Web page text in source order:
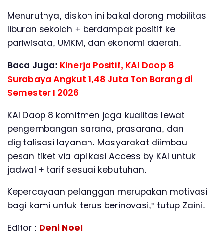
Menurutnya, diskon ini bakal dorong mobilitas
liburan sekolah + berdampak positif ke
pariwisata, UMKM, dan ekonomi daerah.
Baca Juga: Kinerja Positif, KAI Daop 8
Surabaya Angkut 1,48 Juta Ton Barang di
Semester I 2026
KAI Daop 8 komitmen jaga kualitas lewat
pengembangan sarana, prasarana, dan
digitalisasi layanan. Masyarakat diimbau
pesan tiket via aplikasi Access by KAI untuk
jadwal + tarif sesuai kebutuhan.
Kepercayaan pelanggan merupakan motivasi
bagi kami untuk terus berinovasi," tutup Zaini.
Editor : Deni Noel